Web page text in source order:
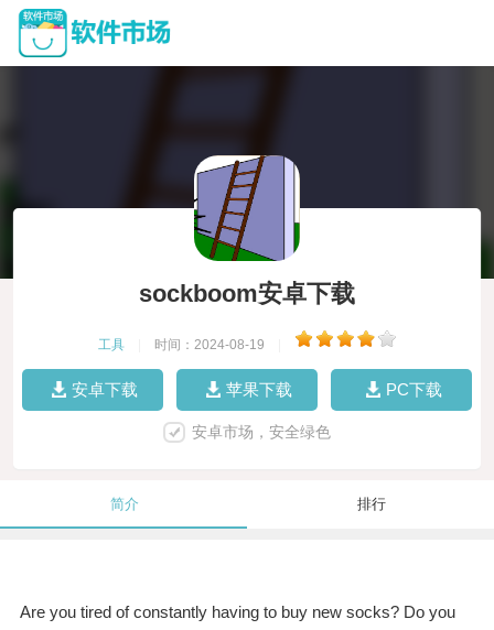
sockboom安卓下载
工具 时间：2024-08-19
安卓下载 苹果下载 PC下载
安卓市场，安全绿色
简介 排行
Are you tired of constantly having to buy new socks? Do you